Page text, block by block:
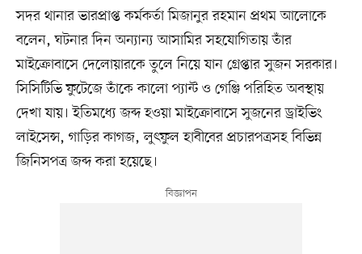
সদর থানার ভারপ্রাপ্ত কর্মকর্তা মিজানুর রহমান প্রথম আলোকে
বলেন, ঘটনার দিন অন্যান্য আসামির সহযোগিতায় তাঁর
মাইক্রোবাসে দেলোয়ারকে তুলে নিয়ে যান গ্রেপ্তার সুজন সরকার।
সিসিটিভি ফুটেজে তাঁকে কালো প্যান্ট ও গেঞ্জি পরিহিত অবস্থায়
দেখা যায়। ইতিমধ্যে জব্দ হওয়া মাইক্রোবাসে সুজনের ড্রাইভিং
লাইসেন্স, গাড়ির কাগজ, লুৎফুল হাবীবের প্রচারপত্রসহ বিভিন্ন
জিনিসপত্র জব্দ করা হয়েছে।